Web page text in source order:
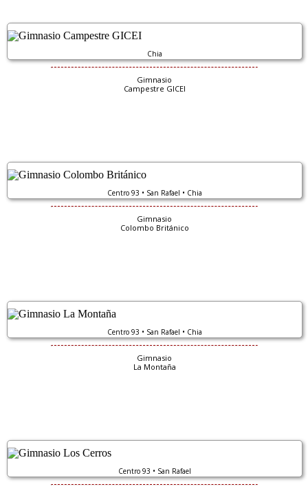
Chia
Gimnasio
Campestre GICEI
Centro 93 • San Rafael • Chia
Gimnasio
Colombo Británico
Centro 93 • San Rafael • Chia
Gimnasio
La Montaña
Centro 93 • San Rafael